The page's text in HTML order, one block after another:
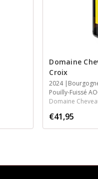
Domaine
Croix
2024
Pouilly-Fuissé
Domaine
€41,95